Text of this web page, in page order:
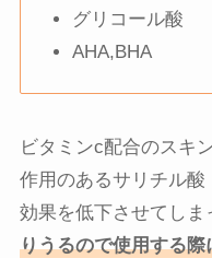
グリコール酸
AHA,BHA
ビタミンc配合のスキ
作用のあるサリチル
効果を低下させてしま
りうるので使用する際